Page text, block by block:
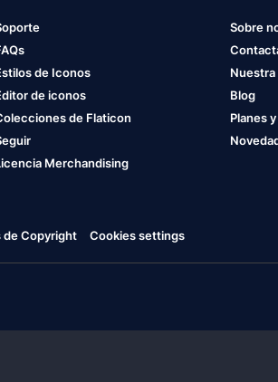
de Iconos
de iconos
de Flaticon
Merchandising
Sobre
Blog
Planes
Copyright Cookies settings